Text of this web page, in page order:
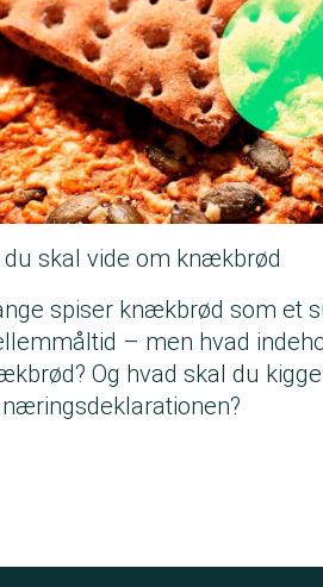
skal vide om knækbrød
spiser knækbrød som et
– men hvad
Og hvad skal du